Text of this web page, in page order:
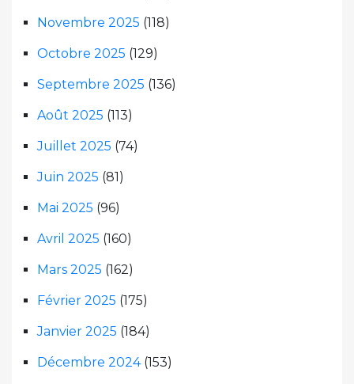
Novembre 2025 (118)
Octobre 2025 (129)
Septembre 2025 (136)
Août 2025 (113)
Juillet 2025 (74)
Juin 2025 (81)
Mai 2025 (96)
Avril 2025 (160)
Mars 2025 (162)
Février 2025 (175)
Janvier 2025 (184)
Décembre 2024(153)